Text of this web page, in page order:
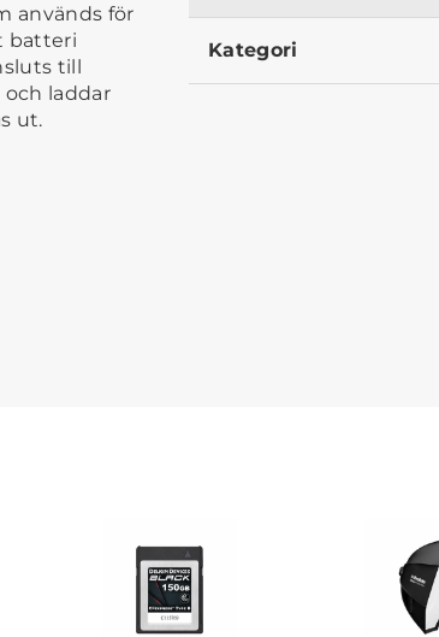
används för
batteri
till
och laddar
ut.
Kategori